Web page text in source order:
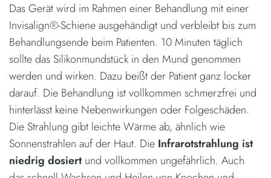
Das Gerät wird im Rahmen einer Behandlung mit einer
Invisalign®-Schiene ausgehändigt und verbleibt bis zum
Behandlungsende beim Patienten. 10 Minuten täglich
sollte das Silikonmundstück in den Mund genommen
werden und wirken. Dazu beißt der Patient ganz locker
darauf. Die Behandlung ist vollkommen schmerzfrei und
hinterlässt keine Nebenwirkungen oder Folgeschäden.
Die Strahlung gibt leichte Wärme ab, ähnlich wie
Sonnenstrahlen auf der Haut. Die Infrarotstrahlung ist
niedrig dosiertund vollkommen ungefährlich. Auch